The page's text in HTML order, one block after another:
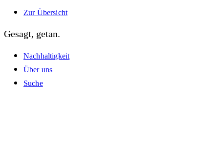
Zur Übersicht
Gesagt, getan.
Nachhaltigkeit
Über uns
Suche